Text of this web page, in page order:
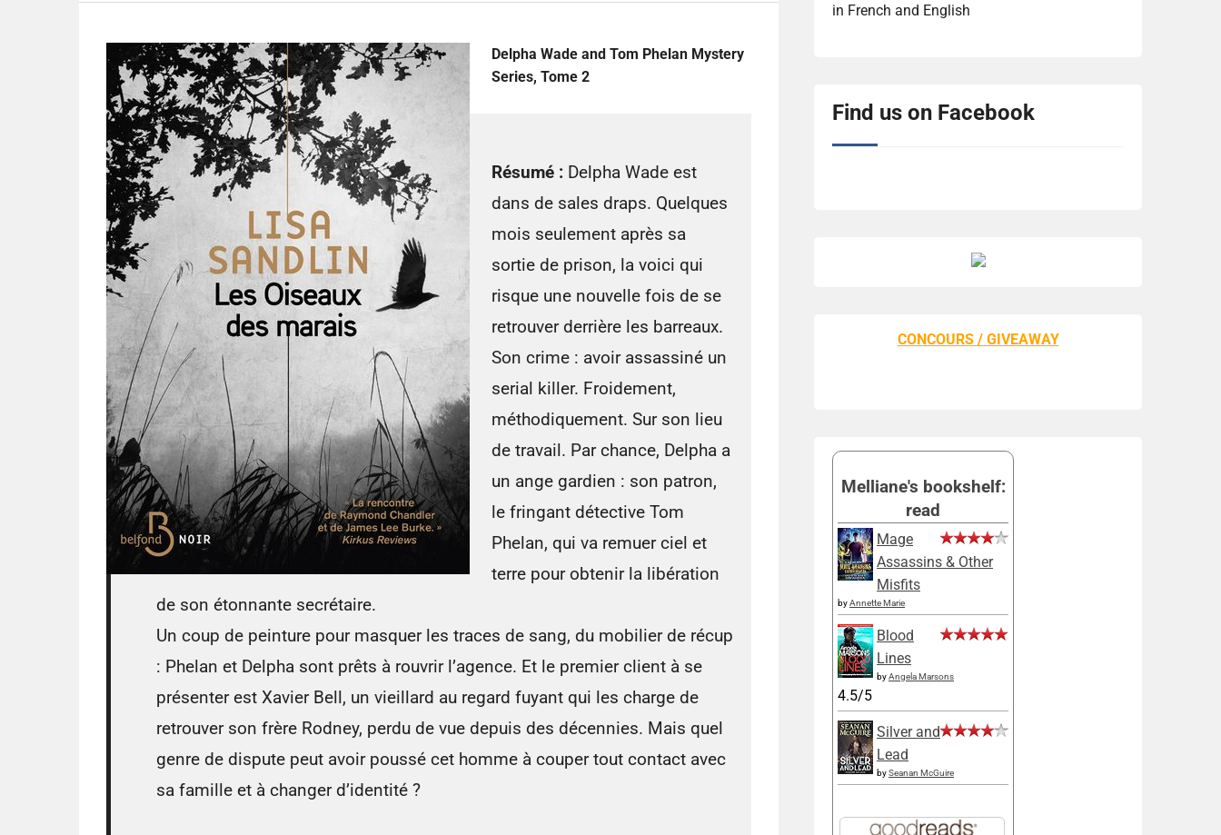
Delpha Wade and Tom Phelan Mystery
Series, Tome 2
Résumé : Delpha Wade est
dans de sales draps. Quelques
mois seulement après sa
sortie de prison, la voici qui
risque une nouvelle fois de se
retrouver derrière les barreaux.
Son crime : avoir assassiné un
serial killer. Froidement,
méthodiquement. Sur son lieu
de travail. Par chance, Delpha a
un ange gardien : son patron,
le fringant détective Tom
Phelan, qui va remuer ciel et
terre pour obtenir la libération
de son étonnante secrétaire.
Un coup de peinture pour masquer les traces de sang, du mobilier de récup
: Phelan et Delpha sont prêts à rouvrir l’agence. Et le premier client à se
présenter est Xavier Bell, un vieillard au regard fuyant qui les charge de
retrouver son frère Rodney, perdu de vue depuis des décennies. Mais quel
genre de dispute peut avoir poussé cet homme à couper tout contact avec
sa famille et à changer d’identité ?
in French and English
Find us on Facebook
CONCOURS / GIVEAWAY
Melliane's bookshelf:
read
Mage
Assassins & Other
Misfits
byAnnette Marie
Blood
Lines
byAngela Marsons
4.5/5
Silver and
Lead
bySeanan McGuire